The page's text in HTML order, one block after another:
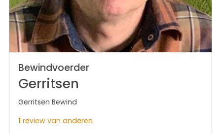
Bewindvoerder
Gerritsen
Gerritsen Bewind
1 review van anderen